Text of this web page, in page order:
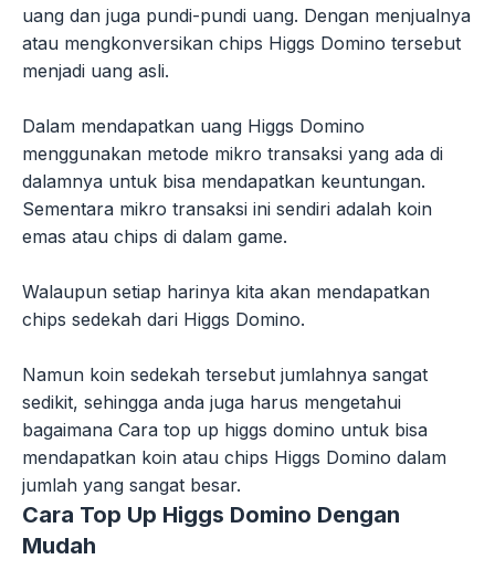
uang dan juga pundi-pundi uang. Dengan menjualnya
atau mengkonversikan chips Higgs Domino tersebut
menjadi uang asli.
Dalam mendapatkan uang Higgs Domino
menggunakan metode mikro transaksi yang ada di
dalamnya untuk bisa mendapatkan keuntungan.
Sementara mikro transaksi ini sendiri adalah koin
emas atau chips di dalam game.
Walaupun setiap harinya kita akan mendapatkan
chips sedekah dari Higgs Domino.
Namun koin sedekah tersebut jumlahnya sangat
sedikit, sehingga anda juga harus mengetahui
bagaimana Cara top up higgs domino untuk bisa
mendapatkan koin atau chips Higgs Domino dalam
jumlah yang sangat besar.
Cara Top Up Higgs Domino Dengan
Mudah